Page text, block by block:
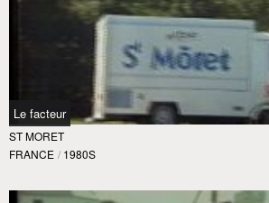
Le facteur
ST MORET
FRANCE / 1980S